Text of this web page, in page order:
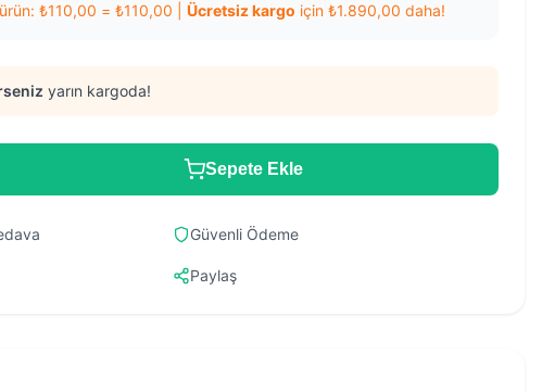
₺110,00 = ₺110,00 Ücretsiz kargo için ₺1.890,00 daha!
yarın kargoda!
Sepete Ekle
Güvenli Ödeme
Paylaş